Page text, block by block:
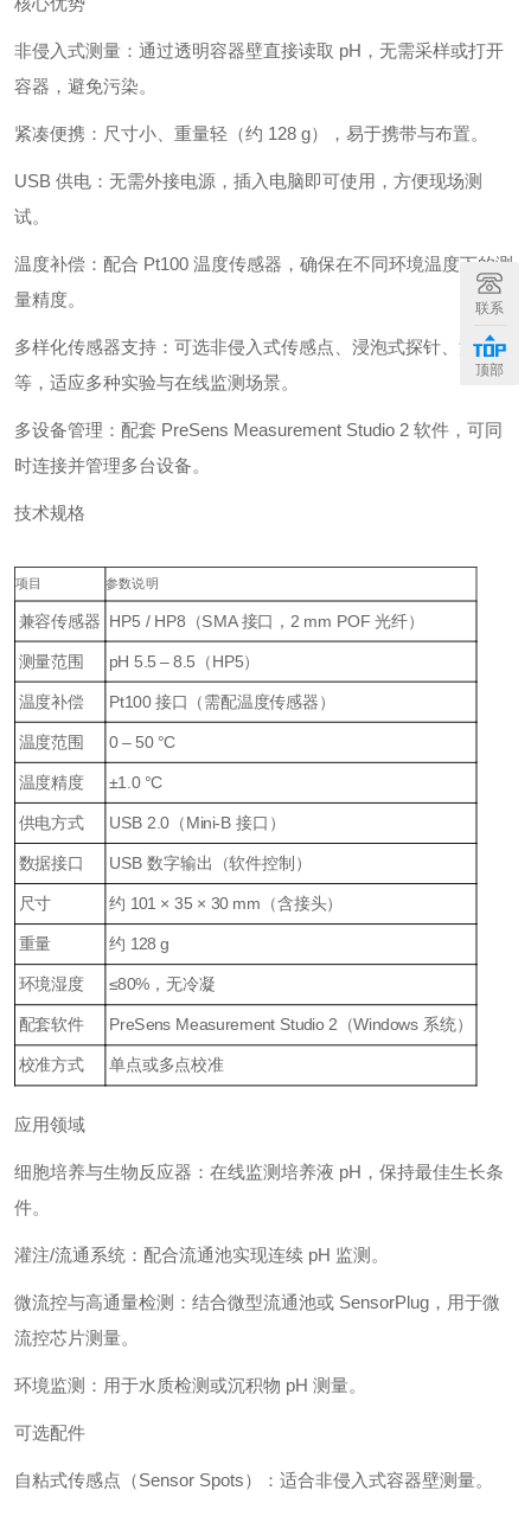
非侵入式测量：通过透明容器壁直接读取 pH，无需采样或打开
容器，避免污染。
紧凑便携：尺寸小、重量轻（约 128 g），易于携带与布置。
USB 供电：无需外接电源，插入电脑即可使用，方便现场测
试。
温度补偿：配合 Pt100 温度传感器，确保在不同环境温度下的测
量精度。
多样化传感器支持：可选非侵入式传感点、浸泡式探针、流通池
等，适应多种实验与在线监测场景。
多设备管理：配套 PreSens Measurement Studio 2 软件，可同
时连接并管理多台设备。
技术规格
项目 参数说明
兼容传感器 HP5 / HP8（SMA 接口，2 mm POF 光纤）
测量范围 pH 5.5 – 8.5（HP5）
温度补偿 Pt100 接口（需配温度传感器）
温度范围 0 – 50 °C
温度精度 ±1.0 °C
供电方式 USB 2.0（Mini-B 接口）
数据接口 USB 数字输出（软件控制）
尺寸 约 101 × 35 × 30 mm（含接头）
重量 约 128 g
环境湿度 ≤80%，无冷凝
配套软件 PreSens Measurement Studio 2（Windows 系统）
校准方式 单点或多点校准
应用领域
细胞培养与生物反应器：在线监测培养液 pH，保持最佳生长条
件。
灌注/流通系统：配合流通池实现连续 pH 监测。
微流控与高通量检测：结合微型流通池或 SensorPlug，用于微
流控芯片测量。
环境监测：用于水质检测或沉积物 pH 测量。
可选配件
自粘式传感点（Sensor Spots）：适合非侵入式容器壁测量。
联系
顶部